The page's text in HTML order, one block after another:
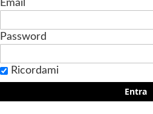
Email
Password
Ricordami
Entra